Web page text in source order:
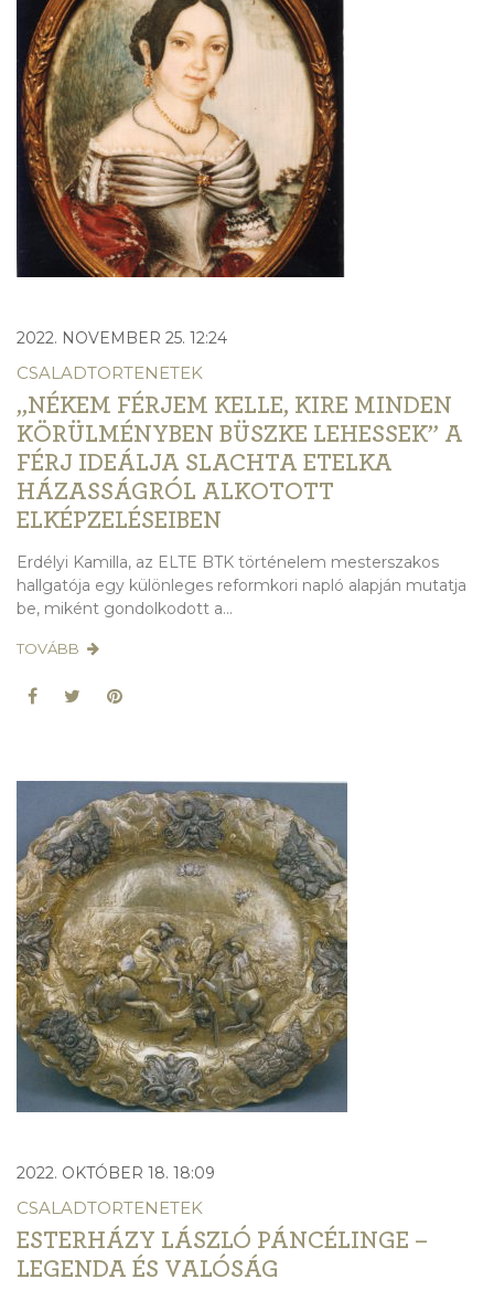
2022. NOVEMBER 25. 12:24
CSALADTORTENETEK
„NÉKEM FÉRJEM KELLE, KIRE MINDEN
KÖRÜLMÉNYBEN BÜSZKE LEHESSEK” A
FÉRJ IDEÁLJA SLACHTA ETELKA
HÁZASSÁGRÓL ALKOTOTT
ELKÉPZELÉSEIBEN
Erdélyi Kamilla, az ELTE BTK történelem mesterszakos
hallgatója egy különleges reformkori napló alapján mutatja
be, miként gondolkodott a...
TOVÁBB
2022. OKTÓBER 18. 18:09
CSALADTORTENETEK
ESTERHÁZY LÁSZLÓ PÁNCÉLINGE –
LEGENDA ÉS VALÓSÁG